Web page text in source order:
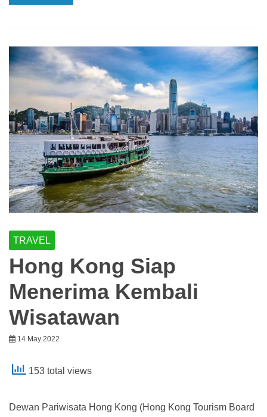
TRAVEL
Hong Kong Siap
Menerima Kembali
Wisatawan
14 May 2022
153 total views
Dewan Pariwisata Hong Kong (Hong Kong Tourism Board